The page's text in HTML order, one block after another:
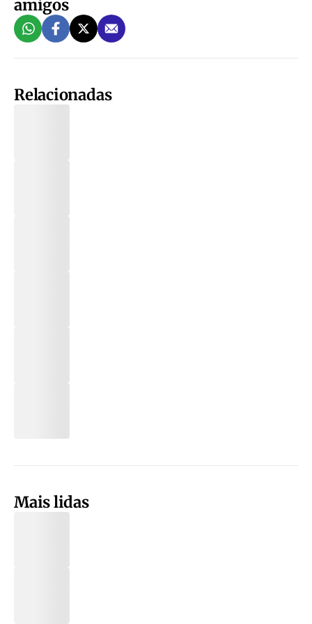
amigos
Relacionadas
Mais lidas